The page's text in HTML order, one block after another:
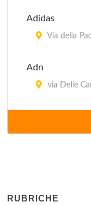
Adidas
Via della
Adn
via Delle
via Ponte di
RUBRICHE